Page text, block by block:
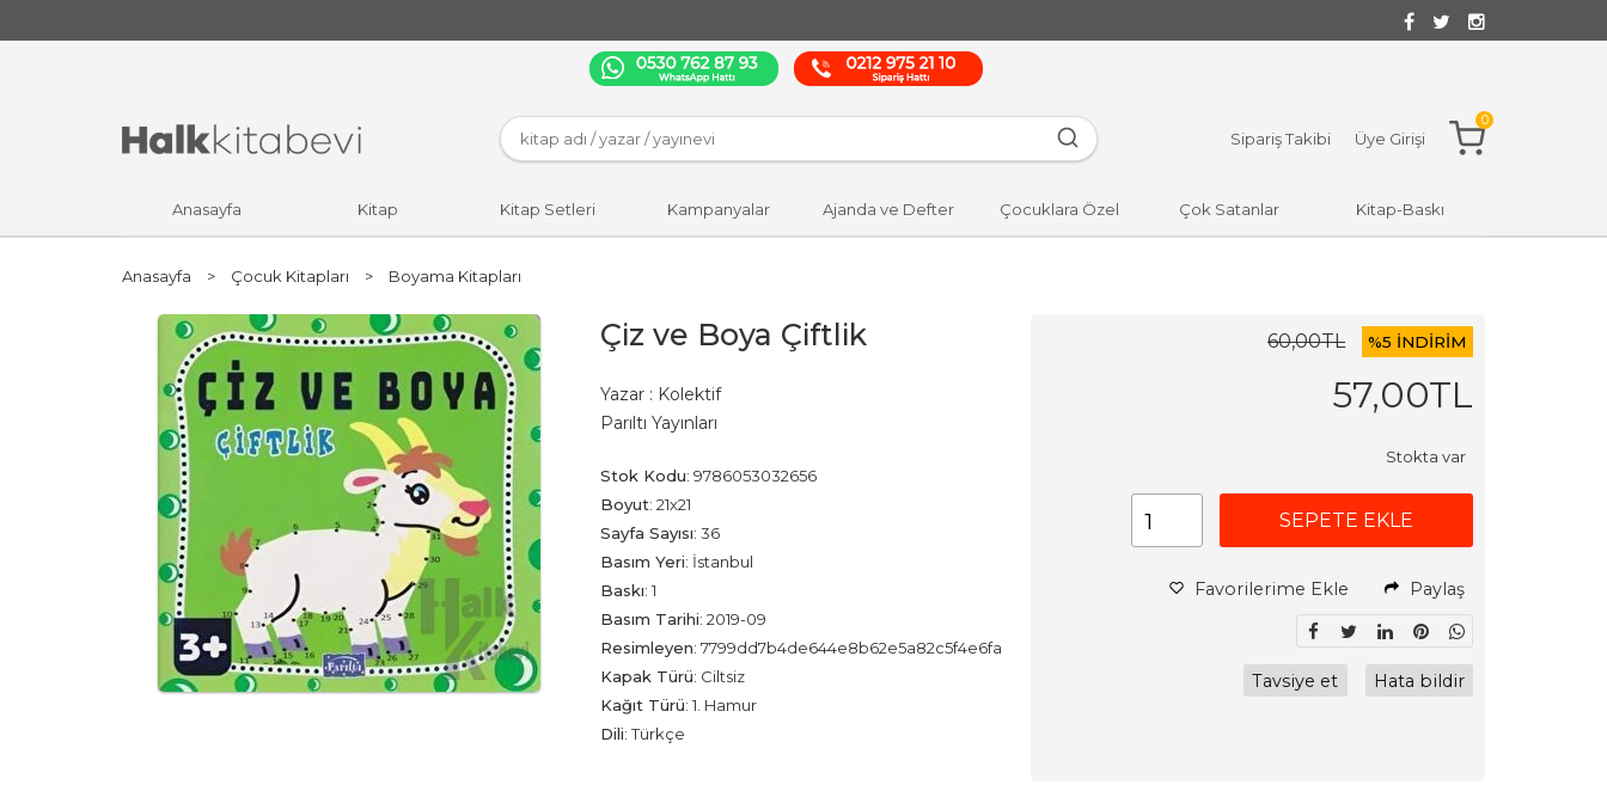
Sipariş Takibi Üye Girişi
0
Anasayfa Kitap Kitap Setleri Kampanyalar Ajanda ve Defter Çocuklara Özel Çok Satanlar Kitap-Baskı
Anasayfa > Çocuk Kitapları > Boyama Kitapları
Çiz ve Boya Çiftlik
Yazar : Kolektif
Parıltı Yayınları
Stok Kodu: 9786053032656
Boyut: 21x21
Sayfa Sayısı: 36
Basım Yeri: İstanbul
Baskı: 1
Basım Tarihi: 2019-09
Resimleyen: 7799dd7b4de644e8b62e5a82c5f4e6fa
Kapak Türü: Ciltsiz
Kağıt Türü: 1. Hamur
Dili:Türkçe
60,00TL %5 İNDİRİM
57,00TL
Stokta var
SEPETE EKLE
Favorilerime Ekle Paylaş
Tavsiye et Hata bildir